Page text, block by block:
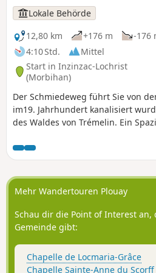
Métiers d’Art“ mit ihren
Kunsthandwerkern, die
Ausstellungsräume für
Kunst sowie die angelegten Gärten
dieser Stadt, die das Label „Petite
de Caractère“ trägt.
Lokale Behörde
12,80 km
+176 m
-176
4:10 Std.
Mittel
Start in Inzinzac-Lochrist
(Morbihan)
Der Schmiedeweg führt Sie von
im19. Jahrhundert kanalisiert
des Waldes von Trémelin. Ein
Kerglaw genutzt wurde, die Eisen
Bedarf der bretonischen
Mehr Wandertouren Plouay
Schau dir die Point of Interest an,
Gemeinde gibt:
Chapelle de Locmaria-Grâce
Chapelle Sainte-Anne du Scorff